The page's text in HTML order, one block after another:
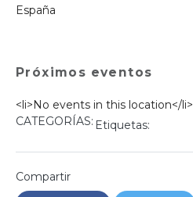
España
Próximos eventos
<li>No events in this location</li>
CATEGORÍAS: Etiquetas:
Compartir